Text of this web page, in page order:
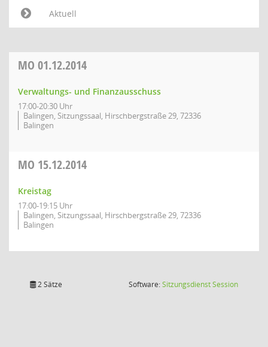
Aktuell
MO 01.12.2014
Verwaltungs- und Finanzausschuss
17:00-20:30 Uhr
Balingen, Sitzungssaal, Hirschbergstraße 29, 72336
Balingen
MO 15.12.2014
Kreistag
17:00-19:15 Uhr
Balingen, Sitzungssaal, Hirschbergstraße 29, 72336
Balingen
2 Sätze Software:SitzungsdienstSession(Wird in